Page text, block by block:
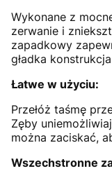
Wykonane z
zerwanie i
zapadkowy
gładka
Łatwe w użyciu:
Przełóż taśmę
Zęby
można zaciskać,
Wszechstronne